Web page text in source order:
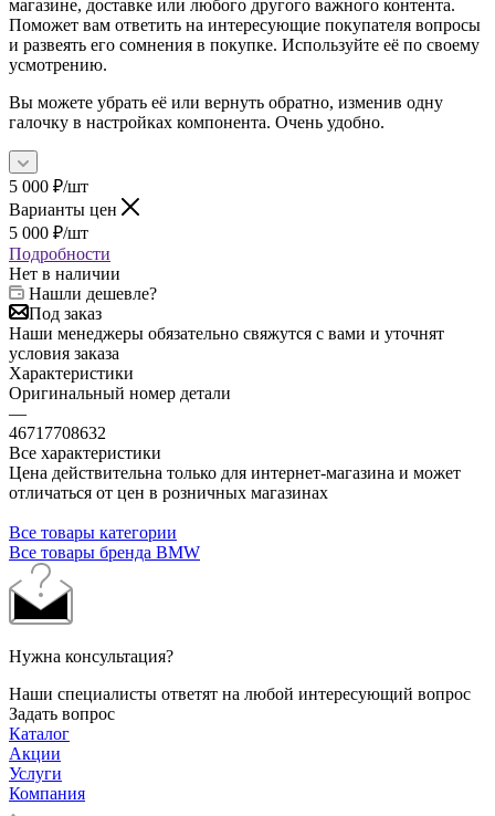
магазине, доставке или любого другого важного контента.
Поможет вам ответить на интересующие покупателя вопросы
и развеять его сомнения в покупке. Используйте её по своему
усмотрению.
Вы можете убрать её или вернуть обратно, изменив одну
галочку в настройках компонента. Очень удобно.
5 000 ₽/шт
Варианты цен
5 000 ₽/шт
Подробности
Нет в наличии
Нашли дешевле?
Под заказ
Наши менеджеры обязательно свяжутся с вами и уточнят
условия заказа
Характеристики
Оригинальный номер детали
—
46717708632
Все характеристики
Цена действительна только для интернет-магазина и может
отличаться от цен в розничных магазинах
Все товары категории
Все товары бренда BMW
Нужна консультация?
Наши специалисты ответят на любой интересующий вопрос
Задать вопрос
Каталог
Акции
Услуги
Компания